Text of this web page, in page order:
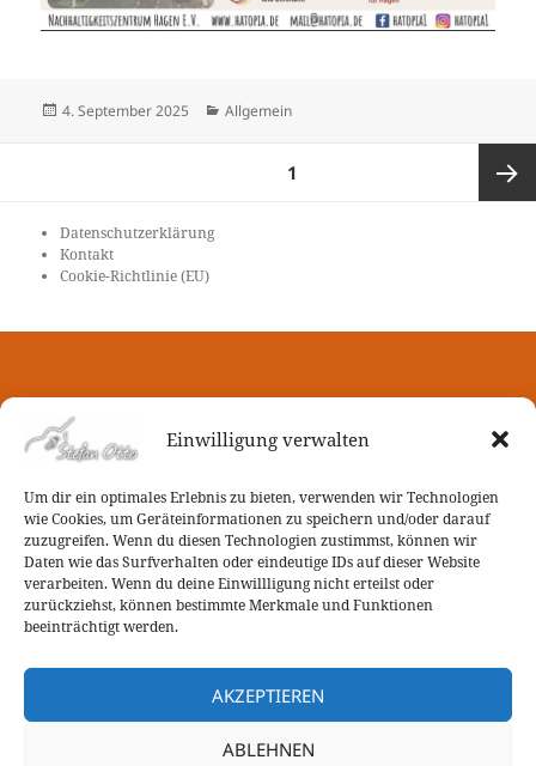
Einwilligung verwalten
Um dir ein optimales Erlebnis zu bieten, verwenden wir Technologien
wie Cookies, um Geräteinformationen zu speichern und/oder darauf
zuzugreifen. Wenn du diesen Technologien zustimmst, können wir
Daten wie das Surfverhalten oder eindeutige IDs auf dieser Website
verarbeiten. Wenn du deine Einwillligung nicht erteilst oder
zurückziehst, können bestimmte Merkmale und Funktionen
beeinträchtigt werden.
AKZEPTIEREN
ABLEHNEN
Veröffentlicht
4. September 2025 Kategorien
Allgemein
1
Datenschutzerklärung
Kontakt
Cookie-Richtlinie (EU)